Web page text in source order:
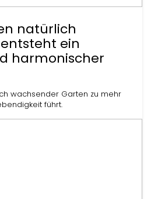
natürlich
ein
harmonischer
wachsender Garten zu mehr
führt.